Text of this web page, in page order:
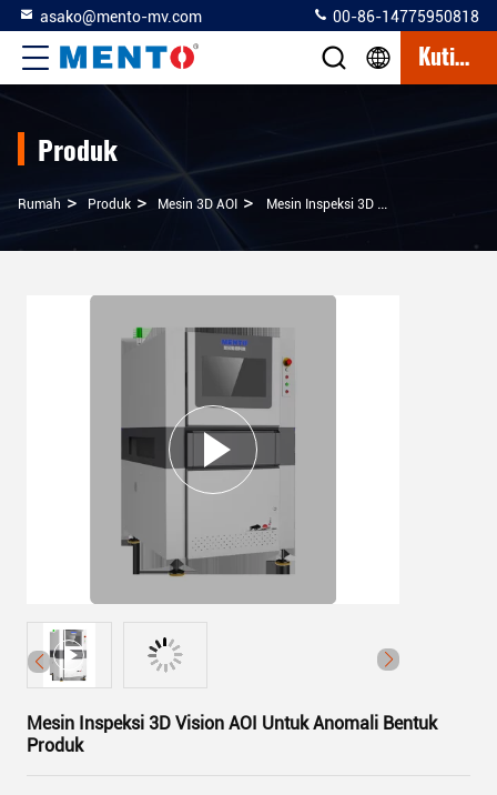
asako@mento-mv.com 00-86-14775950818
Kutipan
Produk
Rumah > Produk > Mesin 3D AOI > Mesin Inspeksi 3D Vision AOI Untuk Anomali Bentuk Produk
Mesin Inspeksi 3D Vision AOI Untuk Anomali Bentuk
Produk